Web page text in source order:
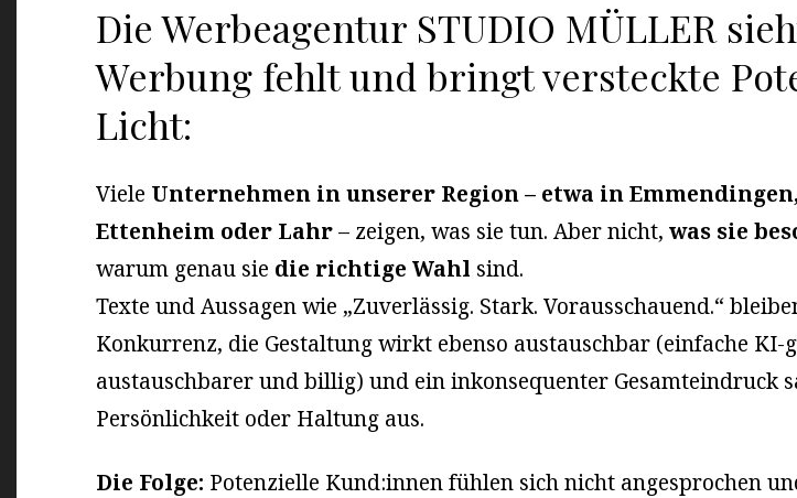
Die Werbeagentur STUDIO MÜLLER
Werbung fehlt und bringt versteckte
Licht:
Viele Unternehmen in unserer Region – etwa in
Ettenheim oder Lahr– zeigen, was sie tun. Aber nicht, was sie
warum genau sie die richtige Wahl sind.
Texte und Aussagen wie „Zuverlässig. Stark. Vorausschauend.“
Konkurrenz, die Gestaltung wirkt ebenso austauschbar (einfache KI-
austauschbarer und billig) und ein inkonsequenter Gesamteindruck
Persönlichkeit oder Haltung aus.
Die Folge: Potenzielle Kund:innen fühlen sich nicht angesprochen